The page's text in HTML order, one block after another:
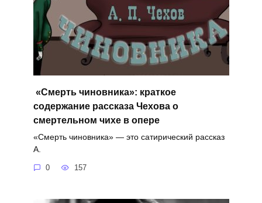
«Смерть чиновника»: краткое
содержание рассказа Чехова о
смертельном чихе в опере
«Смерть чиновника» — это сатирический рассказ
А.
0 157